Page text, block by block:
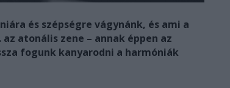
és szépségre vágynánk, és ami a
atonális zene – annak éppen az
fogunk kanyarodni a harmóniák